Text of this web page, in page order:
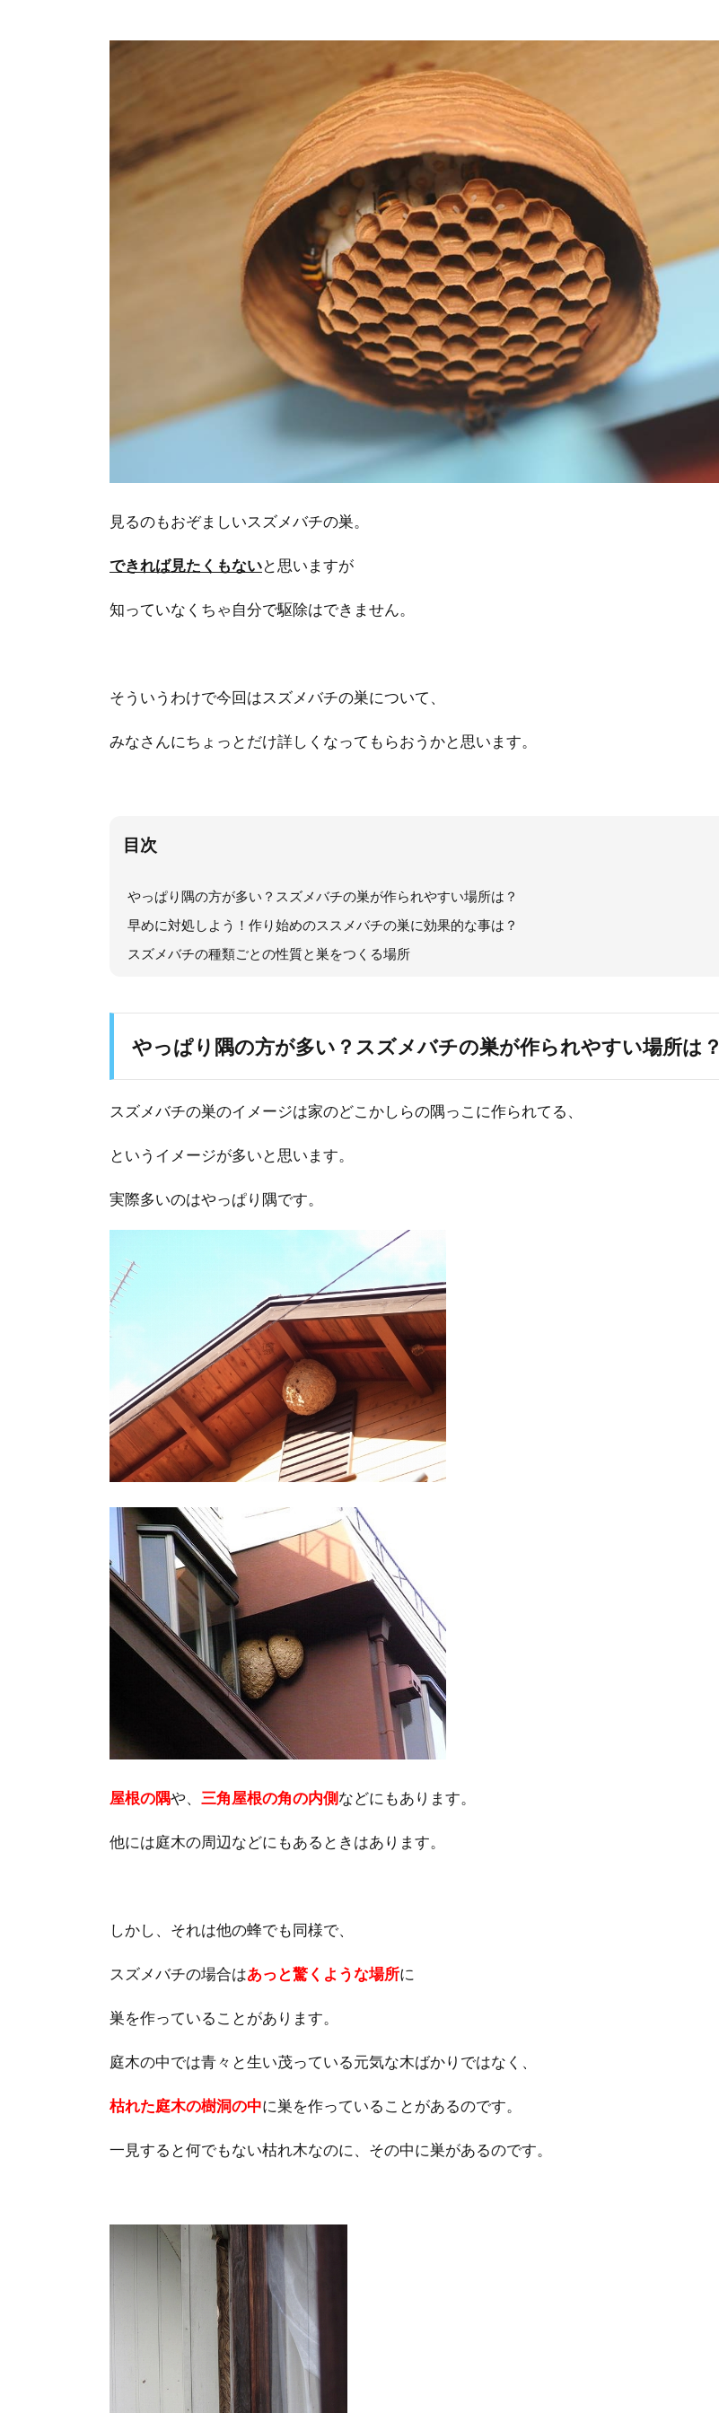
見るのもおぞましいスズメバチの巣。
できれば見たくもないと思いますが
知っていなくちゃ自分で駆除はできません。
そういうわけで今回はスズメバチの巣について、
みなさんにちょっとだけ詳しくなってもらおうかと思います。
目次
やっぱり隅の方が多い？スズメバチの巣が作られやすい場所は？
早めに対処しよう！作り始めのススメバチの巣に効果的な事は？
スズメバチの種類ごとの性質と巣をつくる場所
やっぱり隅の方が多い？スズメバチの巣が作られやすい場所は？
スズメバチの巣のイメージは家のどこかしらの隅っこに作られてる、
というイメージが多いと思います。
実際多いのはやっぱり隅です。
屋根の隅や、 三角屋根の角の内側などにもあります。
他には庭木の周辺などにもあるときはあります。
しかし、それは他の蜂でも同様で、
スズメバチの場合はあっと驚くような場所に
巣を作っていることがあります。
庭木の中では青々と生い茂っている元気な木ばかりではなく、
枯れた庭木の樹洞の中に巣を作っていることがあるのです。
一見すると何でもない枯れ木なのに、その中に巣があるのです。